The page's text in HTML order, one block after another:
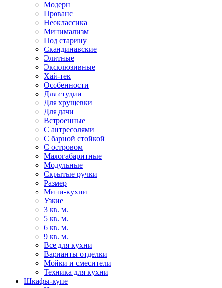
Модерн
Прованс
Неоклассика
Минимализм
Под старину
Скандинавские
Элитные
Эксклюзивные
Хай-тек
Особенности
Для студии
Для хрущевки
Для дачи
Встроенные
С антресолями
С барной стойкой
С островом
Малогабаритные
Модульные
Скрытые ручки
Размер
Мини-кухни
Узкие
3 кв. м.
5 кв. м.
6 кв. м.
9 кв. м.
Все для кухни
Варианты отделки
Мойки и смесители
Техника для кухни
Шкафы-купе